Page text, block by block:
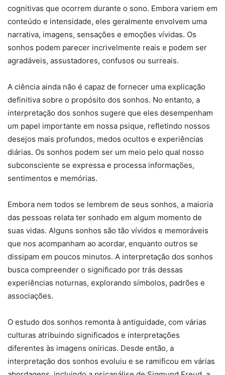
cognitivas que ocorrem durante o sono. Embora variem em
conteúdo e intensidade, eles geralmente envolvem uma
narrativa, imagens, sensações e emoções vívidas. Os
sonhos podem parecer incrivelmente reais e podem ser
agradáveis, assustadores, confusos ou surreais.
A ciência ainda não é capaz de fornecer uma explicação
definitiva sobre o propósito dos sonhos. No entanto, a
interpretação dos sonhos sugere que eles desempenham
um papel importante em nossa psique, refletindo nossos
desejos mais profundos, medos ocultos e experiências
diárias. Os sonhos podem ser um meio pelo qual nosso
subconsciente se expressa e processa informações,
sentimentos e memórias.
Embora nem todos se lembrem de seus sonhos, a maioria
das pessoas relata ter sonhado em algum momento de
suas vidas. Alguns sonhos são tão vívidos e memoráveis
que nos acompanham ao acordar, enquanto outros se
dissipam em poucos minutos. A interpretação dos sonhos
busca compreender o significado por trás dessas
experiências noturnas, explorando símbolos, padrões e
associações.
O estudo dos sonhos remonta à antiguidade, com várias
culturas atribuindo significados e interpretações
diferentes às imagens oníricas. Desde então, a
interpretação dos sonhos evoluiu e se ramificou em várias